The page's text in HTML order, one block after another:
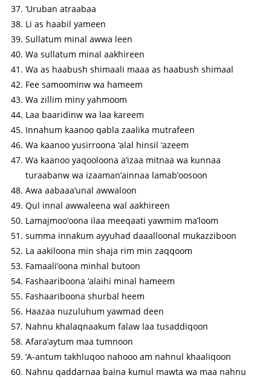
‘Uruban atraabaa
Li as haabil yameen
Sullatum minal awwa leen
Wa sullatum minal aakhireen
Wa as haabush shimaali maaa as haabush shimaal
Fee samoominw wa hameem
Wa zillim miny yahmoom
Laa baaridinw wa laa kareem
Innahum kaanoo qabla zaalika mutrafeen
Wa kaanoo yusirroona ‘alal hinsil ‘azeem
Wa kaanoo yaqooloona a’izaa mitnaa wa kunnaa
turaabanw wa izaaman’ainnaa lamab’oosoon
Awa aabaaa’unal awwaloon
Qul innal awwaleena wal aakhireen
Lamajmoo’oona ilaa meeqaati yawmim ma’loom
summa innakum ayyuhad daaalloonal mukazziboon
La aakiloona min shaja rim min zaqqoom
Famaali’oona minhal butoon
Fashaariboona ‘alaihi minal hameem
Fashaariboona shurbal heem
Haazaa nuzuluhum yawmad deen
Nahnu khalaqnaakum falaw laa tusaddiqoon
Afara’aytum maa tumnoon
‘A-antum takhluqoo nahooo am nahnul khaaliqoon
Nahnu qaddarnaa baina kumul mawta wa maa nahnu